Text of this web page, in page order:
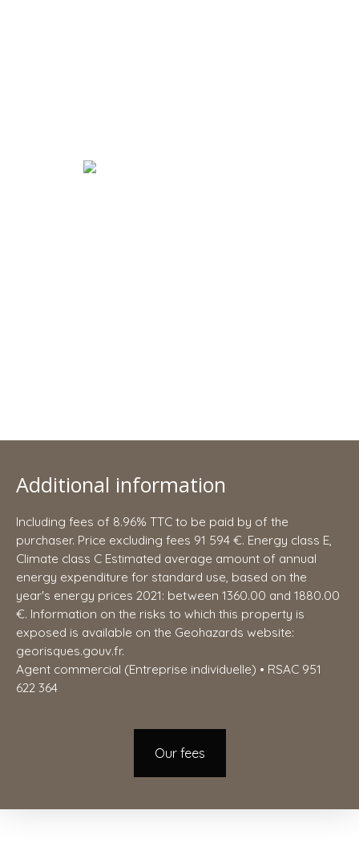
Additional information
Including fees of 8.96% TTC to be paid by of the
purchaser. Price excluding fees 91 594 €. Energy class E,
Climate class C Estimated average amount of annual
energy expenditure for standard use, based on the
year's energy prices 2021: between 1360.00 and 1880.00
€. Information on the risks to which this property is
exposed is available on the Geohazards website:
georisques.gouv.fr.
Agent commercial (Entreprise individuelle) • RSAC 951
622 364
Our fees